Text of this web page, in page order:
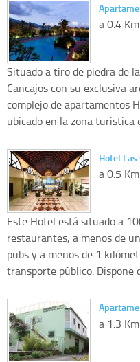
a 0.4 Km
Situado a tiro de piedra de
Cancajos con su exclusiva
complejo de apartamentos
ubicado en la zona turistica
Hotel Las
a 0.5 Km
Este Hotel está situado a
restaurantes, a menos de
pubs y a menos de 1
transporte público. Dispone
a 1.3